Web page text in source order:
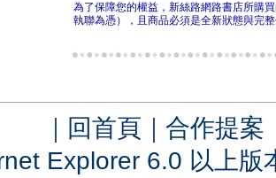
為了保障您的權益，新絲路網路書店所購
執聯為憑），且商品必須是全新狀態與完
｜ 回首頁 ｜ 合作提案
Explorer 6.0 以上